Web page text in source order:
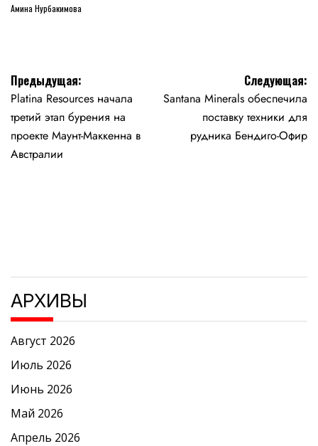
Амина Нурбакимова
Навигация
по
записям
Предыдущая:
Platina Resources начала
третий этап бурения на
проекте Маунт-Маккенна в
Австралии
Следующая:
Santana Minerals обеспечила
поставку техники для
рудника Бендиго-Офир
АРХИВЫ
Август 2026
Июль 2026
Июнь 2026
Май 2026
Апрель 2026